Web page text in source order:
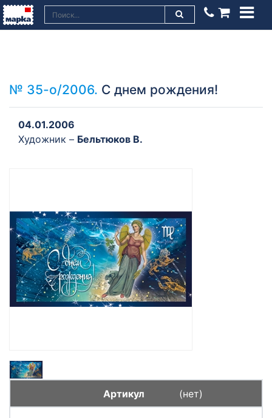
№ 35-о/2006. С днем рождения!
04.01.2006
Художник – Бельтюков В.
(нет)